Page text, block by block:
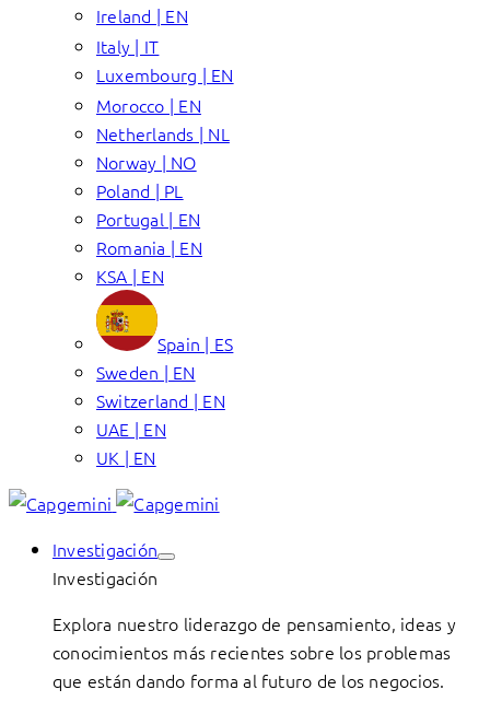
Ireland | EN
Italy | IT
Luxembourg | EN
Morocco | EN
Netherlands | NL
Norway | NO
Poland | PL
Portugal | EN
Romania | EN
KSA | EN
Spain | ES
Sweden | EN
Switzerland | EN
UAE | EN
UK | EN
Investigación
Investigación
Explora nuestro liderazgo de pensamiento, ideas y
conocimientos más recientes sobre los problemas
que están dando forma al futuro de los negocios.